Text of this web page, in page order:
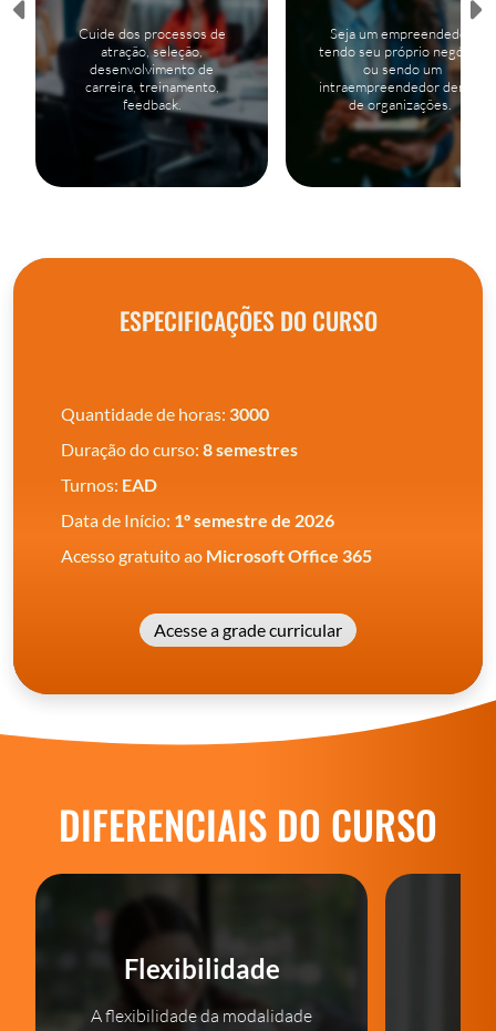
Cuide dos processos de
atração, seleção,
desenvolvimento de
carreira, treinamento,
feedback.
Seja um empreendedor,
tendo seu próprio negócio,
ou sendo um
intraempreendedor dentro
de organizações.
DIFERENCIAIS DO CURSO
Flexibilidade
A flexibilidade da modalidade
ESPECIFICAÇÕES DO CURSO
Quantidade de horas: 3000
Duração do curso: 8 semestres
Turnos: EAD
Data de Início: 1º semestre de 2026
Acesso gratuito ao Microsoft Office 365
Acesse a grade curricular